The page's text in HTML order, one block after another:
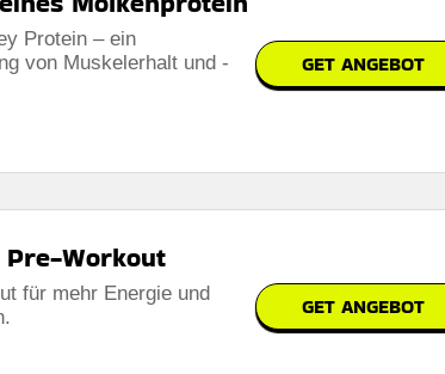
des händlers
Protein – ein
von Muskelerhalt und -
GET ANGEBOT
Pre-Workout
für mehr Energie und
GET ANGEBOT